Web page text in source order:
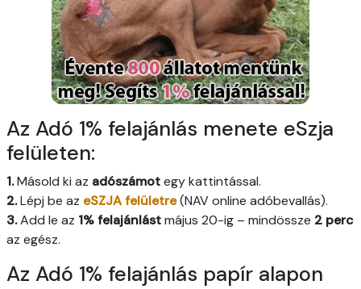
Az Adó 1% felajánlás menete eSzja
felületen:
1.Másold ki az adószámotegy kattintással.
2.Lépj be az eSZJA felületre(NAV online adóbevallás).
3.Add le az 1% felajánlástmájus 20-ig – mindössze 2 perc
az egész.
Az Adó 1% felajánlás papír alapon